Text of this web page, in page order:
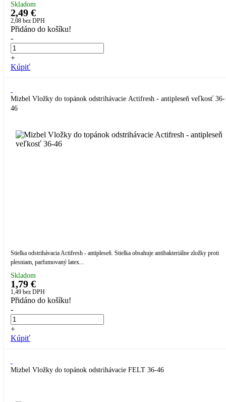
Skladom
2,49 €
2,08 bez DPH
Přidáno do košíku!
-
+
Kúpiť
Mizbel Vložky do topánok odstrihávacie Actifresh - antipleseň veľkosť 36-
46
Stielka odstrihávacia Actifresh - antipleseň. Stielka obsahuje antibakteriálne zložky proti
plesniam, parfumovaný latex...
Skladom
1,79 €
1,49 bez DPH
Přidáno do košíku!
-
+
Kúpiť
Mizbel Vložky do topánok odstrihávacie FELT 36-46